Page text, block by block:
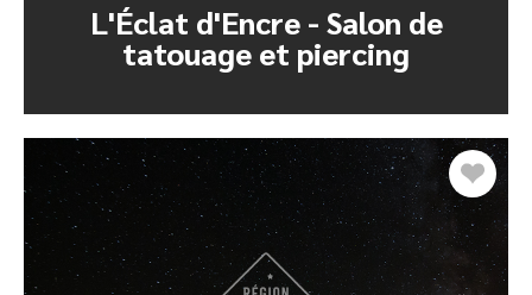
L'Éclat d'Encre - Salon de
tatouage et piercing